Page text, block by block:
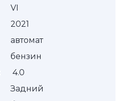
VI
2021
автомат
бензин
4.0
Задний